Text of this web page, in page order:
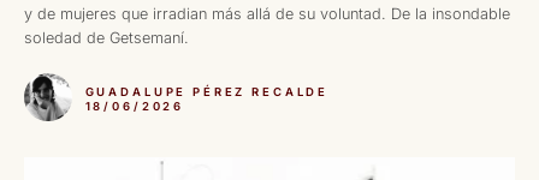
y de mujeres que irradian más allá de su voluntad. De la insondable
soledad de Getsemaní.
GUADALUPE PÉREZ RECALDE
18/06/2026